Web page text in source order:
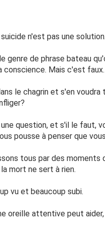
n'est pas une solution.
genre de phrase bateau
Mais c'est
le chagrin et s'en voudra
question, et s'il le faut,
pousse à penser que
tous par des
mort ne sert à rien.
vu et beaucoup subi.
oreille attentive peut